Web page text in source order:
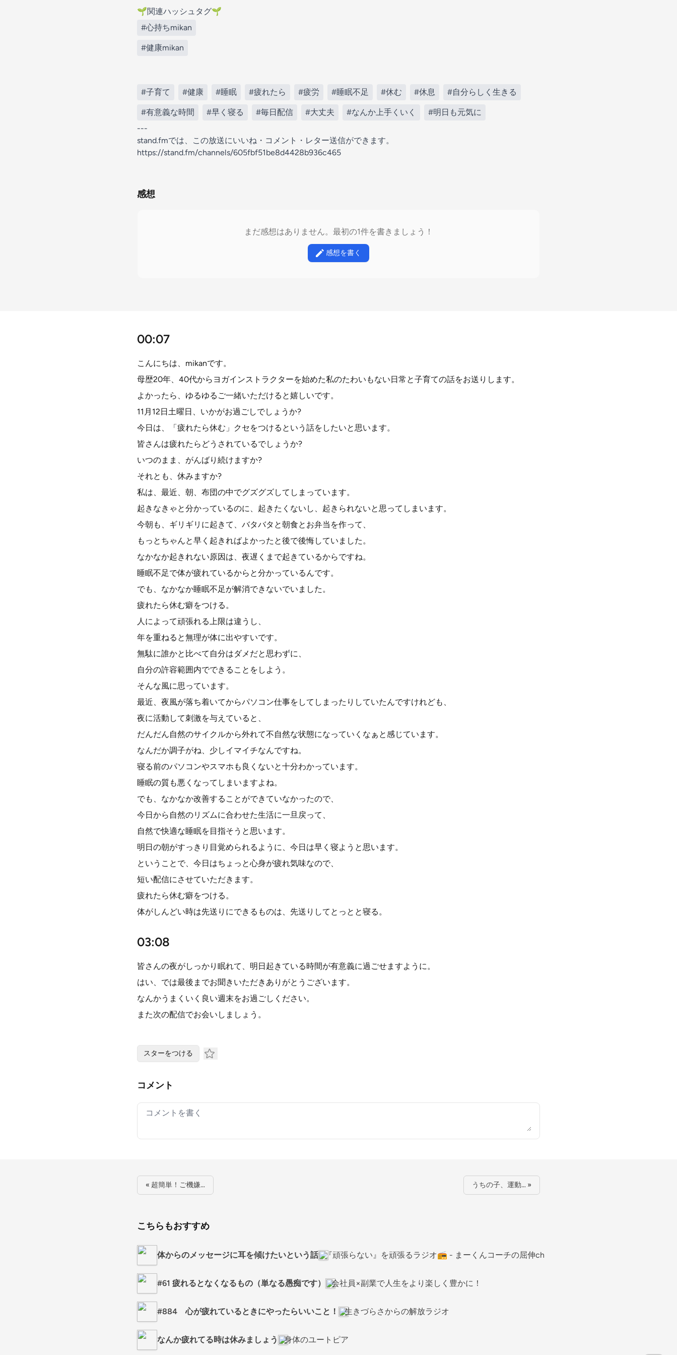
🌱関連ハッシュタグ🌱
#心持ちmikan
#健康mikan
#子育て #健康 #睡眠 #疲れたら #疲労 #睡眠不足 #休む #休息 #自分らしく生きる
#有意義な時間 #早く寝る #毎日配信 #大丈夫 #なんか上手くいく
#明日も元気に
---
stand.fmでは、この放送にいいね・コメント・レター送信ができます。
https://stand.fm/channels/605fbf51be8d4428b936c465
感想
まだ感想はありません。最初の1件を書きましょう！
感想を書く
00:07
こんにちは、mikanです。
母歴20年、40代からヨガインストラクターを始めた私のたわいもない日常と子育ての話をお送りします。
よかったら、ゆるゆるご一緒いただけると嬉しいです。
11月12日土曜日、いかがお過ごしでしょうか?
今日は、「疲れたら休む」クセをつけるという話をしたいと思います。
皆さんは疲れたらどうされているでしょうか?
いつのまま、がんばり続けますか?
それとも、休みますか?
私は、最近、朝、布団の中でグズグズしてしまっています。
起きなきゃと分かっているのに、起きたくないし、起きられないと思ってしまいます。
今朝も、ギリギリに起きて、バタバタと朝食とお弁当を作って、
もっとちゃんと早く起きればよかったと後で後悔していました。
なかなか起きれない原因は、夜遅くまで起きているからですね。
睡眠不足で体が疲れているからと分かっているんです。
でも、なかなか睡眠不足が解消できないでいました。
疲れたら休む癖をつける。
人によって頑張れる上限は違うし、
年を重ねると無理が体に出やすいです。
無駄に誰かと比べて自分はダメだと思わずに、
自分の許容範囲内でできることをしよう。
そんな風に思っています。
最近、夜風が落ち着いてからパソコン仕事をしてしまったりしていたんですけれども、
夜に活動して刺激を与えていると、
だんだん自然のサイクルから外れて不自然な状態になっていくなぁと感じています。
なんだか調子がね、少しイマイチなんですね。
寝る前のパソコンやスマホも良くないと十分わかっています。
睡眠の質も悪くなってしまいますよね。
でも、なかなか改善することができていなかったので、
今日から自然のリズムに合わせた生活に一旦戻って、
自然で快適な睡眠を目指そうと思います。
明日の朝がすっきり目覚められるように、今日は早く寝ようと思います。
ということで、今日はちょっと心身が疲れ気味なので、
短い配信にさせていただきます。
疲れたら休む癖をつける。
体がしんどい時は先送りにできるものは、先送りしてとっとと寝る。
03:08
皆さんの夜がしっかり眠れて、明日起きている時間が有意義に過ごせますように。
はい、では最後までお聞きいただきありがとうございます。
なんかうまくいく良い週末をお過ごしください。
また次の配信でお会いしましょう。
スターをつける
コメント
Your comment
« 超簡単！ご機嫌… うちの子、運動… »
こちらもおすすめ
体からのメッセージに耳を傾けたいという話 『頑張らない』を頑張るラジオ📻 - まーくんコーチの屈伸ch
#61 疲れるとなくなるもの（単なる愚痴です） 会社員×副業で人生をより楽しく豊かに！
#884 心が疲れているときにやったらいいこと！ 生きづらさからの解放ラジオ
なんか疲れてる時は休みましょう 身体のユートピア